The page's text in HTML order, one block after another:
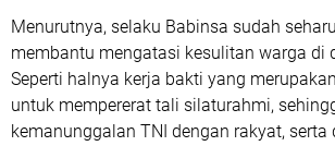
Menurutnya, selaku Babinsa sudah
membantu mengatasi kesulitan warga di
Seperti halnya kerja bakti yang
untuk mempererat tali silaturahmi,
kemanunggalan TNI dengan rakyat,